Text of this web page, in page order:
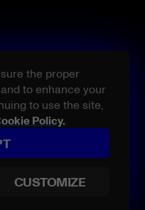
ou seus licenciadores
the proper
to enhance your
to use the site,
Policy.
CUSTOMIZE